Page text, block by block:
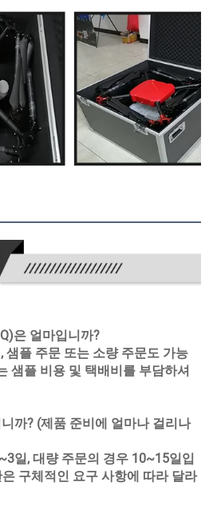
은 얼마입니까?
샘플 주문 또는 소량 주문도 가능
샘플 비용 및 택배비를 부담하셔
까? (제품 준비에 얼마나 걸리나
일, 대량 주문의 경우 10~15일입
구체적인 요구 사항에 따라 달라